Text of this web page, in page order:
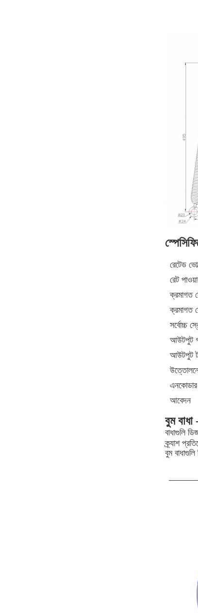
রেটেড
রেট
ক্রমাগত
ক্রমাগত
সর্বোচ্চ
আউটপুট
আউটপুট
আবেদন
বুম বাধা
বাধাগুলি
ক্র্যাশ
বুম